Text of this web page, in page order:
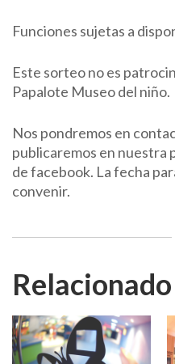
Funciones sujetas a
Este sorteo no es
Papalote Museo del niño.
Nos pondremos en
publicaremos en nuestra
de facebook. La fecha
convenir.
Relacionado